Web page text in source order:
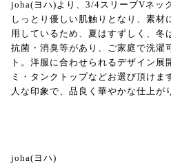
joha(ヨハ)より、3/4スリーブVネッ
しっとり優しい肌触りとなり、素材
用しているため、夏はすずしく、冬
抗菌・消臭等があり、ご家庭で洗濯
ト。洋服に合わせられるデザイン展
ミ・タンクトップなどお選び頂けま
人な印象で、品良く華やかな仕上が
joha(ヨハ)